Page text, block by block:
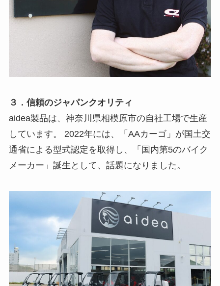
３．信頼のジャパンクオリティ
aidea製品は、神奈川県相模原市の自社工場で生産
しています。 2022年には、「AAカーゴ」が国土交
通省による型式認定を取得し、「国内第5のバイク
メーカー」誕生として、話題になりました。